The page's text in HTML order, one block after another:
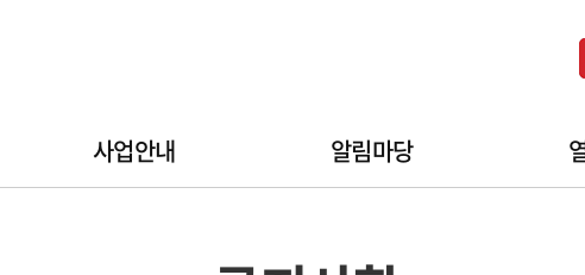
사업안내 알림마당